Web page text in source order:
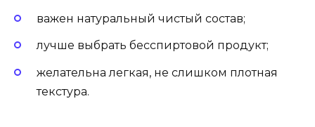
важен натуральный чистый состав;
лучше выбрать бесспиртовой продукт;
желательна легкая, не слишком плотная
текстура.